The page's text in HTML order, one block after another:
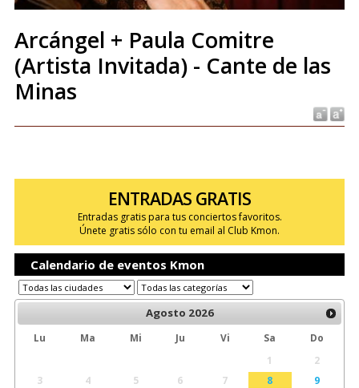
Arcángel + Paula Comitre
(Artista Invitada) - Cante de las
Minas
ENTRADAS GRATIS
Entradas gratis para tus conciertos favoritos.
Únete gratis sólo con tu email al Club Kmon.
Calendario de eventos Kmon
Agosto 2026
Lu Ma Mi Ju Vi Sa
Do
1
2
3
4 5 6 7 8
9